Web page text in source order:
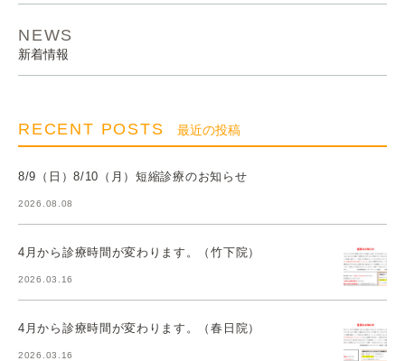
NEWS
新着情報
RECENT POSTS 最近の投稿
8/9（日）8/10（月）短縮診療のお知らせ
2026.08.08
4月から診療時間が変わります。（竹下院）
2026.03.16
4月から診療時間が変わります。（春日院）
2026.03.16